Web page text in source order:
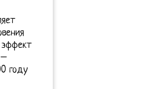
эффект
–
году